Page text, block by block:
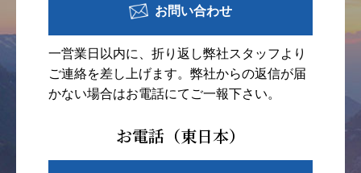
お問い合わせ
一営業日以内に、折り返し弊社スタッフより
ご連絡を差し上げます。弊社からの返信が届
かない場合はお電話にてご一報下さい。
お電話（東日本）